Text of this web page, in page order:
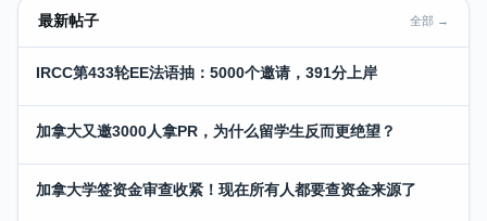
最新帖子 全部 →
IRCC第433轮EE法语抽：5000个邀请，391分上岸
加拿大又邀3000人拿PR，为什么留学生反而更绝望？
加拿大学签资金审查收紧！现在所有人都要查资金来源了